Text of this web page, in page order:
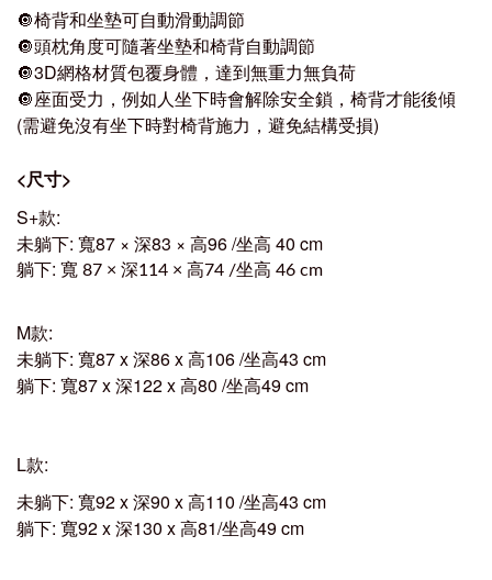
🔘椅背和坐墊可自動滑動調節
🔘頭枕角度可隨著坐墊和椅背自動調節
🔘3D網格材質包覆身體，達到無重力無負荷
🔘座面受力，例如人坐下時會解除安全鎖，椅背才能後傾
(需避免沒有坐下時對椅背施力，避免結構受損)
<尺寸>
S+款:
未躺下: 寬87 × 深83 × 高96 /坐高 40 cm
躺下: 寬 87 × 深114 × 高74 /坐高 46 cm
M款:
未躺下: 寬87 x深86 x高106 /坐高43 cm
躺下: 寬87 x深122 x高80 /坐高49 cm
L款:
未躺下: 寬92x深90 x高110 /坐高43 cm
躺下: 寬92x深130 x高81/坐高49 cm